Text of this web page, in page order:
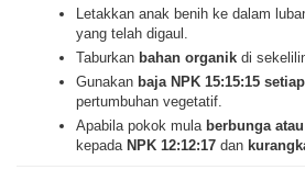
Letakkan anak benih ke dalam
yang telah digaul.
Taburkan bahan organik di
Gunakan baja NPK 15:15:15
pertumbuhan vegetatif.
Apabila pokok mula berbunga
kepada NPK 12:12:17 dan